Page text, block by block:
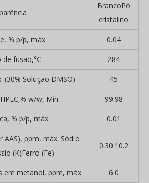
BrancoPó
cristalino
% p/p, máx. 0.04
de fusão,℃ 284
(30% Solução DMSO) 45
w/w, Mín. 99.98
% p/p, máx. 0.01
AAS), ppm, máx. Sódio
(K)Ferro (Fe)
0.30.10.2
em metanol, ppm, máx. 6.0